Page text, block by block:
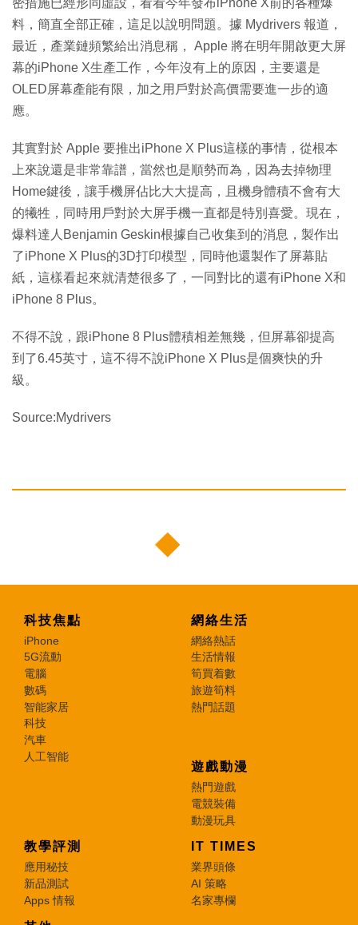
料，簡直全部正確，這足以說明問題。據 Mydrivers 報道，
最近，產業鏈頻繁給出消息稱， Apple 將在明年開啟更大屏
幕的iPhone X生產工作，今年沒有上的原因，主要還是
OLED屏幕產能有限，加之用戶對於高價需要進一步的適
應。
其實對於 Apple 要推出iPhone X Plus這樣的事情，從根本
上來說還是非常靠譜，當然也是順勢而為，因為去掉物理
Home鍵後，讓手機屏佔比大大提高，且機身體積不會有大
的犧牲，同時用戶對於大屏手機一直都是特別喜愛。現在，
爆料達人Benjamin Geskin根據自己收集到的消息，製作出
了iPhone X Plus的3D打印模型，同時他還製作了屏幕貼
紙，這樣看起來就清楚很多了，一同對比的還有iPhone X和
iPhone 8 Plus。
不得不說，跟iPhone 8 Plus體積相差無幾，但屏幕卻提高
到了6.45英寸，這不得不說iPhone X Plus是個爽快的升
級。
Source:Mydrivers
科技焦點
iPhone
5G流動
電腦
數碼
智能家居
科技
汽車
人工智能
網絡生活
網絡熱話
生活情報
筍買着數
旅遊筍料
熱門話題
遊戲動漫
熱門遊戲
電競裝備
動漫玩具
教學評測
應用秘技
新品測試
Apps 情報
IT TIMES
業界頭條
AI 策略
名家專欄